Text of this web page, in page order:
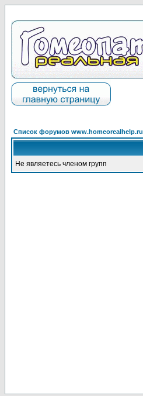
Список форумов www.homeorealhelp.ru
Не являетесь членом групп